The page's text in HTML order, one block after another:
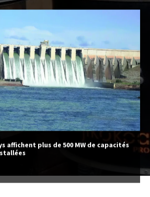
affichent plus de 500 MW de capacités